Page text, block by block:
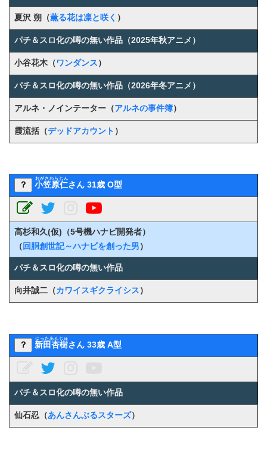
夏沢 朔（薫る花は凛と咲く ）
パチ＆スロ化の噂の無い作品（2025年秋アニメ）
小谷花木（ワンダンス ）
パチ＆スロ化の噂の無い作品（2026年冬アニメ）
アルネ・ノインテーター（アルネの事件簿）
霞流括（デッドアカウント ）
？ 小笠原仁
おがさわらじん
さん 31歳 O型
高杉和久(仮) （5号機ハナビ開発者）
（ 回胴創世記～ハナビを創った男 ）
パチ＆スロ化の噂の無い作品
向井誠二（カワイスギクライシス ）
？ 新田杏樹
にったあんじゅ
さん 33歳 A型
パチ＆スロ化の噂の無い作品
仙石忍（あんさんぶるスターズ）